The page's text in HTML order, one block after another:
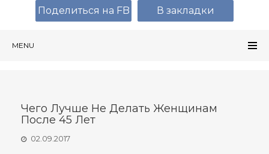
MENU
Чего Лучше Не Делать Женщинам
После 45 Лет
02.09.2017
Поделиться на FB В закладки